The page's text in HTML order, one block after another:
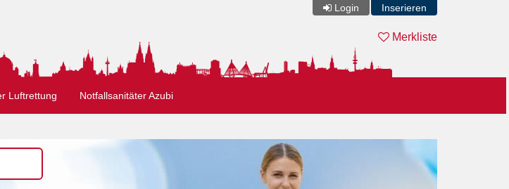
Login Inserieren
Merkliste
Luftrettung Notfallsanitäter Azubi